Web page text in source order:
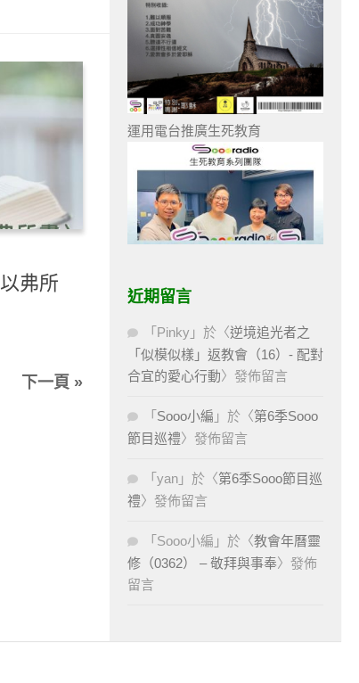
弗所
下一頁 »
運用電台推廣生死教育
近期留言
「 Pinky 」於〈逆境追光者之
「似模似樣」返教會（16）- 配對
合宜的愛心行動〉發佈留言
「 Sooo小編 」於〈第6季Sooo
節目巡禮〉發佈留言
「 yan 」於〈第6季Sooo節目巡
禮〉發佈留言
「 Sooo小編 」於〈教會年曆靈
修（0362） – 敬拜與事奉〉發佈
留言